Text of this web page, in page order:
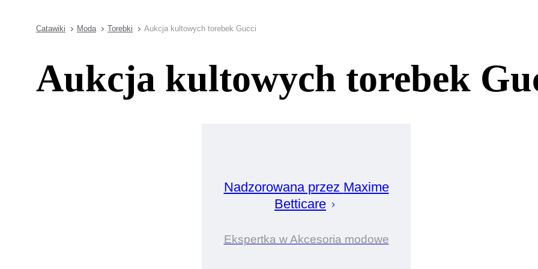
Catawiki Moda Torebki Aukcja kultowych torebek Gucci
Aukcja kultowych torebek
Nadzorowana przez Maxime
Betticare
Ekspertka w Akcesoria modowe